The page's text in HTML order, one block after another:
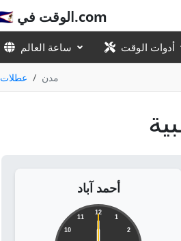
🇸🇦 الوقت في.com
ساعة العالم أدوات الوقت
عطلات مدن
أحمد آباد
12
1
2
10
11